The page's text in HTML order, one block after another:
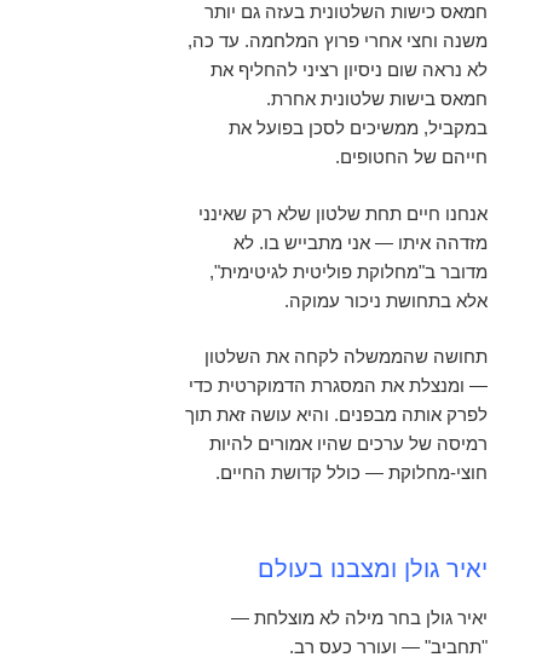
חמאס כישות השלטונית בעזה גם יותר
משנה וחצי אחרי פרוץ המלחמה. עד כה,
לא נראה שום ניסיון רציני להחליף את
חמאס בישות שלטונית אחרת.
במקביל, ממשיכים לסכן בפועל את
חייהם של החטופים.
אנחנו חיים תחת שלטון שלא רק שאינני
מזדהה איתו — אני מתבייש בו. לא
מדובר ב"מחלוקת פוליטית לגיטימית",
אלא בתחושת ניכור עמוקה.
תחושה שהממשלה לקחה את השלטון
— ומנצלת את המסגרת הדמוקרטית כדי
לפרק אותה מבפנים. והיא עושה זאת תוך
רמיסה של ערכים שהיו אמורים להיות
חוצי-מחלוקת — כולל קדושת החיים.
יאיר גולן ומצבנו בעולם
יאיר גולן בחר מילה לא מוצלחת —
"תחביב" — ועורר כעס רב.